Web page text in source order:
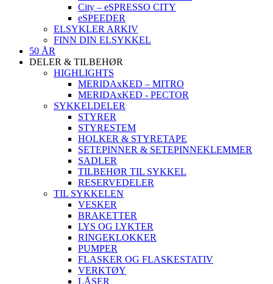
City – eSPRESSO CITY
eSPEEDER
ELSYKLER ARKIV
FINN DIN ELSYKKEL
50 ÅR
DELER & TILBEHØR
HIGHLIGHTS
MERIDAxKED – MITRO
MERIDAxKED - PECTOR
SYKKELDELER
STYRER
STYRESTEM
HOLKER & STYRETAPE
SETEPINNER & SETEPINNEKLEMMER
SADLER
TILBEHØR TIL SYKKEL
RESERVEDELER
TIL SYKKELEN
VESKER
BRAKETTER
LYS OG LYKTER
RINGEKLOKKER
PUMPER
FLASKER OG FLASKESTATIV
VERKTØY
LÅSER